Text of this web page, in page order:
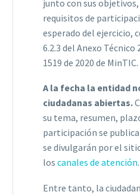
junto con sus
requisitos de
esperado del ejercicio,
6.2.3 del Anexo Técnico
1519 de 2020 de MinTIC.
A la fecha la entidad
ciudadanas abiertas.
su tema, resumen,
participación se
se divulgarán por el
los canales de atención.
Entre tanto, la